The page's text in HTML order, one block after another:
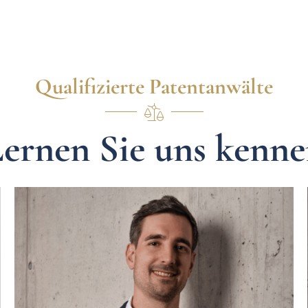
Qualifizierte Patentanwälte
Sie uns